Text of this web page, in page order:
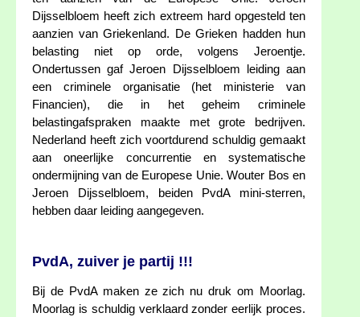
Dijsselbloem heeft zich extreem hard opgesteld ten
aanzien van Griekenland. De Grieken hadden hun
belasting niet op orde, volgens Jeroentje.
Ondertussen gaf Jeroen Dijsselbloem leiding aan
een criminele organisatie (het ministerie van
Financien), die in het geheim criminele
belastingafspraken maakte met grote bedrijven.
Nederland heeft zich voortdurend schuldig gemaakt
aan oneerlijke concurrentie en systematische
ondermijning van de Europese Unie. Wouter Bos en
Jeroen Dijsselbloem, beiden PvdA mini-sterren,
hebben daar leiding aangegeven.
PvdA, zuiver je partij !!!
Bij de PvdA maken ze zich nu druk om Moorlag.
Moorlag is schuldig verklaard zonder eerlijk proces.